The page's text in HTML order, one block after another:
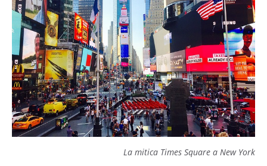
La mitica Times Square a New York